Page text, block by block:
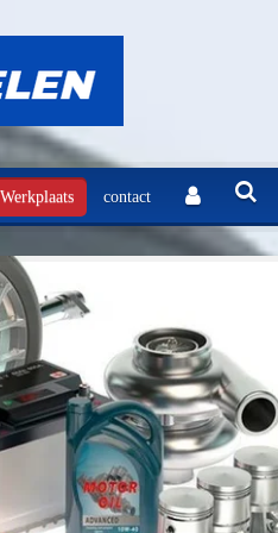
Werkplaats contact